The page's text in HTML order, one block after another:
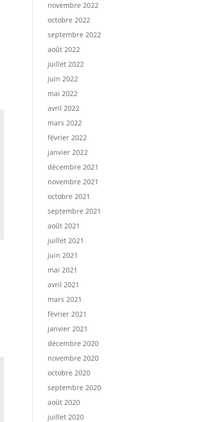
novembre 2022
octobre 2022
septembre 2022
août 2022
juillet 2022
juin 2022
mai 2022
avril 2022
mars 2022
février 2022
janvier 2022
décembre 2021
novembre 2021
octobre 2021
septembre 2021
août 2021
juillet 2021
juin 2021
mai 2021
avril 2021
mars 2021
février 2021
janvier 2021
décembre 2020
novembre 2020
octobre 2020
septembre 2020
août 2020
juillet 2020